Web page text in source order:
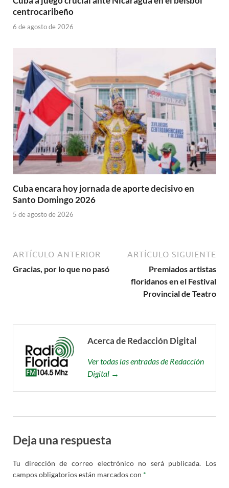
centrocaribeño
6 de agosto de 2026
Cuba encara hoy jornada de aporte decisivo en
Santo Domingo 2026
5 de agosto de 2026
ARTÍCULO ANTERIOR
Gracias, por lo que no pasó
ARTÍCULO SIGUIENTE
Premiados artistas
floridanos en el Festival
Provincial de Teatro
Acerca de Redacción Digital
Ver todas las entradas de Redacción
Digital →
Deja una respuesta
Tu dirección de correo electrónico no será publicada. Los
campos obligatorios están marcados con *